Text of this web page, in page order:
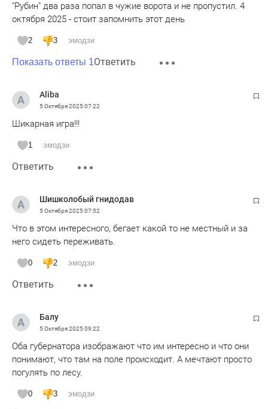
"Рубин" два раза попал в чужие ворота и не пропустил. 4
октября 2025 - стоит запомнить этот день
2 3 эмодзи
Показать ответы 1Ответить
Aliba
5 Октября 202507:22
Шикарная игра!!!
1 эмодзи
Ответить
Шишколобый гнидодав
5 Октября 202507:52
Что в этом интересного, бегает какой то не местный и за
него сидеть переживать.
0 2 эмодзи
Ответить
Балу
5 Октября 202509:22
Оба губернатора изображают что им интересно и что они
понимают, что там на поле происходит. А мечтают просто
погулять по лесу.
0 3 эмодзи